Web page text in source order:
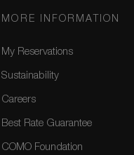
MORE INFORMATION
My Reservations
Sustainability
Careers
Best Rate Guarantee
COMO Foundation